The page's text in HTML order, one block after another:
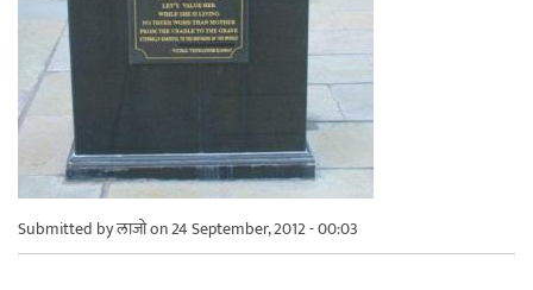
Submitted byलाजोon 24 September, 2012 - 00:03